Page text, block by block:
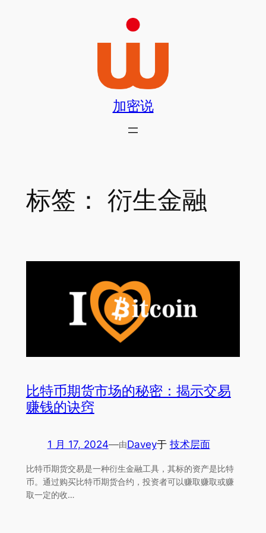
加密说
标签： 衍生金融
比特币期货市场的秘密：揭示交易
赚钱的诀窍
1 月 17, 2024—由Davey于 技术层面
比特币期货交易是一种衍生金融工具，其标的资产是比特
币。通过购买比特币期货合约，投资者可以赚取赚取或赚
取一定的收…